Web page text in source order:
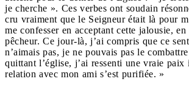
je cherche ». Ces verbes ont soudain
cru vraiment que le Seigneur était là pour
me confesser en acceptant cette jalousie, en
pêcheur. Ce jour-là, j’ai compris que ce
n’aimais pas, je ne pouvais pas le
quittant l’église, j’ai ressenti une vraie paix
relation avec mon ami s’est purifiée. »